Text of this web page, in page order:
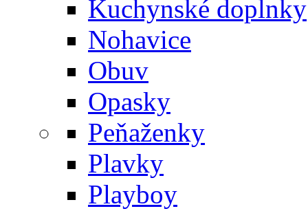
Kuchynské doplnky
Nohavice
Obuv
Opasky
Peňaženky
Plavky
Playboy